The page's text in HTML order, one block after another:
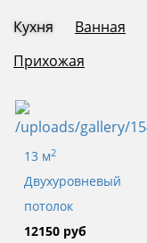
Кухня Ванная
Прихожая
13 м2
Двухуровневый
потолок
12150 руб